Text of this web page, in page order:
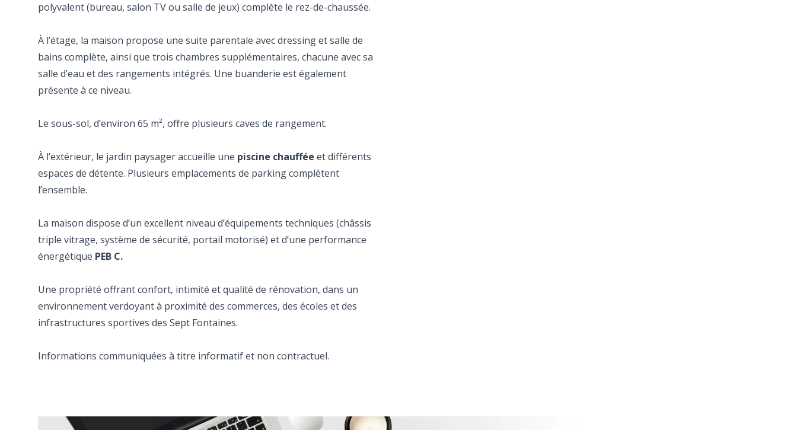
polyvalent (bureau, salon TV ou salle de jeux) complète le rez-de-chaussée.
À l’étage, la maison propose une suite parentale avec dressing et salle de
bains complète, ainsi que trois chambres supplémentaires, chacune avec sa
salle d’eau et des rangements intégrés. Une buanderie est également
présente à ce niveau.
Le sous-sol, d’environ 65 m², offre plusieurs caves de rangement.
À l’extérieur, le jardin paysager accueille une piscine chauffée et différents
espaces de détente. Plusieurs emplacements de parking complètent
l’ensemble.
La maison dispose d’un excellent niveau d’équipements techniques (châssis
triple vitrage, système de sécurité, portail motorisé) et d’une performance
énergétique PEB C.
Une propriété offrant confort, intimité et qualité de rénovation, dans un
environnement verdoyant à proximité des commerces, des écoles et des
infrastructures sportives des Sept Fontaines.
Informations communiquées à titre informatif et non contractuel.